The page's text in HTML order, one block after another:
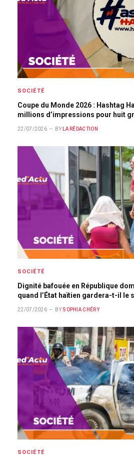
SOCIÉTÉ
Coupe du Monde 2026 : Hashtag
millions d’impressions pour huit
22/07/2026 BY LA RÉDACTION
SOCIÉTÉ
Dignité bafouée en République
quand l’État haïtien gardera-t-il le
22/07/2026 BY SOPHIA CHÉRY
SOCIÉTÉ